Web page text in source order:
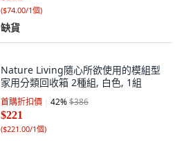
($74.00/1個)
缺貨
Nature Living隨心所欲使用的模組型
家用分類回收箱 2種組, 白色, 1組
首購折扣價 42%$386
$221
($221.00/1個)